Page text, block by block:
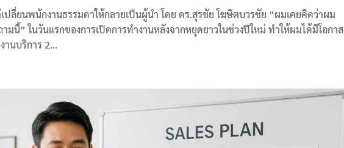
ปลี่ยนพนักงานธรรมดาให้กลายเป็นผู้นำ โดย ดร.สุรชัย โฆษิตบวรชัย “ผมเคยคิดว่าผม
นี้” ในวันแรกของการเปิดการทำงานหลังจากหยุดยาวในช่วงปีใหม่ ทำให้ผมได้มีโอกาส
นบริการ 2...